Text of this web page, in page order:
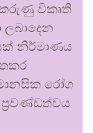
කරුණු විකෘති
නිර්මාණය
රෝග
ප්‍රචණ්ඩත්වය